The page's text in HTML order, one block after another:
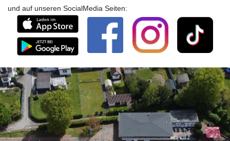
und auf unseren SocialMedia Seiten: